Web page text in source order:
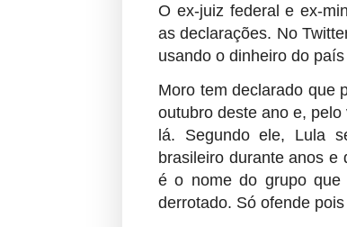
O ex-juiz federal e ex-
as declarações. No
usando o dinheiro do
Moro tem declarado que
outubro deste ano e,
lá. Segundo ele, Lula
brasileiro durante anos e
é o nome do grupo que
derrotado. Só ofende